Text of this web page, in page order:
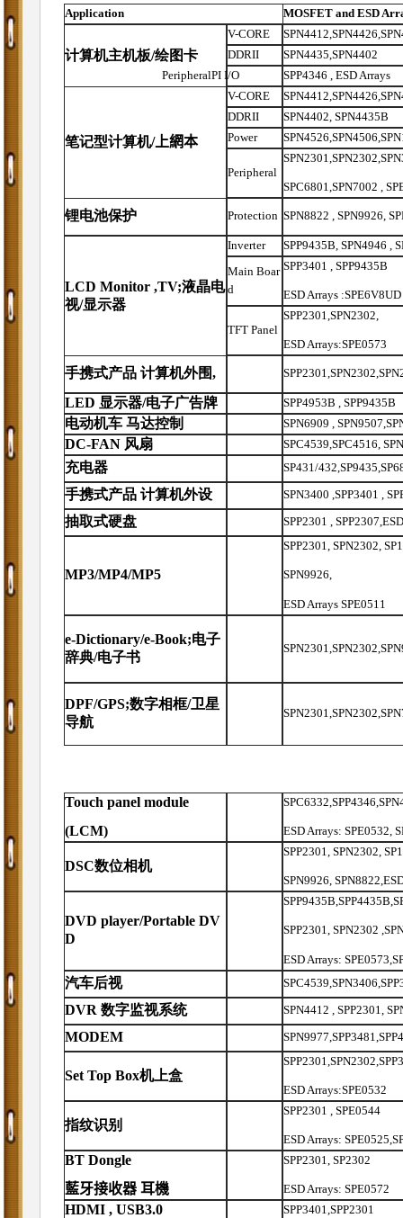
Application MOSFETand ESD
计算机主机板/绘图卡
V-CORE SPN4412,SPN4426,
DDRII
SPN4435,SPN4402
PeripheralPI I/O SPP4346 , ESD Arrays
笔记型计算机/上網本
V-CORE SPN4412,SPN4426,
DDRII
SPN4402, SPN4435B
Power
Peripheral
SPC6801,SPN7002 ,
锂电池保护 Protection SPN8822 , SPN9926,
LCD Monitor ,TV;液晶电
视/显示器
Inverter SPP9435B, SPN4946 ,
Main Boar
d
SPP3401 , SPP9435B
ESD Arrays :SPE6V8UD
TFT Panel
SPP2301,SPN2302,
ESD Arrays:SPE0573
手携式产品 计算机外围, SPP2301,SPN2302,SPN
LED 显示器/电子广告牌 SPP4953B , SPP9435B
电动机车 马达控制 SPN6909 ,
DC-FAN 风扇 SPC4539,SPC4516,
充电器 SP431/
手携式产品 计算机外设 SPN3400 ,SPP3401 ,
抽取式硬盘 SPP2301 ,
MP3/MP4/MP5
SPP2301, SPN2302,
SPN9926,
ESD Arrays SPE0511
e-Dictionary/e-Book;电子
辞典/电子书
DPF/GPS;数字相框/卫星
导航
Touch panel module
(LCM)
ESD Arrays: SPE0532,
DSC数位相机
SPP2301, SPN2302,
SPN9926,
DVD player/Portable DV
D
SPP2301, SPN2302
ESD Arrays:
汽车后视
DVR 数字监视系统 SPN4412 , SPP2301,
MODEM
Set Top Box机上盒
ESD Arrays:SPE0532
指纹识别
SPP2301 , SPE0544
ESD Arrays:
BT Dongle
藍牙接收器 耳機
SPP2301, SP2302
ESD Arrays: SPE0572
HDMI , USB3.0
SPP3401,SPP2301